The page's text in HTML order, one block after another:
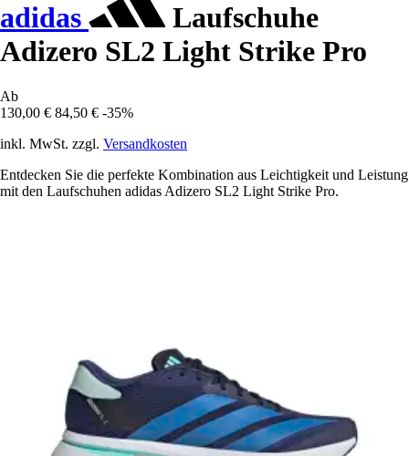
adidas
Laufschuhe
Adizero SL2 Light Strike Pro
Ab
130,00 € 84,50 € -35%
inkl. MwSt. zzgl. Versandkosten
Entdecken Sie die perfekte Kombination aus Leichtigkeit und Leistung
mit den Laufschuhen adidas Adizero SL2 Light Strike Pro.